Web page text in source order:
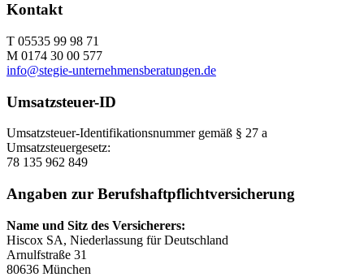
Kontakt
T 05535 99 98 71
M 0174 30 00 577
info@stegie-unternehmensberatungen.de
Umsatzsteuer-ID
Umsatzsteuer-Identifikationsnummer gemäß § 27 a
Umsatzsteuergesetz:
78 135 962 849
Angaben zur Berufs­haftpflicht­versicherung
Name und Sitz des Versicherers:
Hiscox SA, Niederlassung für Deutschland
Arnulfstraße 31
80636 München